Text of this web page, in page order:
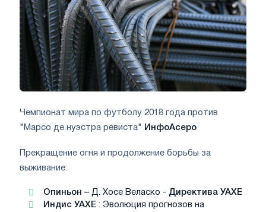
Чемпионат мира по футболу 2018 года против
"Марсо де нуэстра ревиста" ИнфоАсеро
Прекращение огня и продолжение борьбы за
выживание:
Опиньон – Д. Хосе Веласко - Директива УАХЕ
Индис УАХЕ : Эволюция прогнозов на